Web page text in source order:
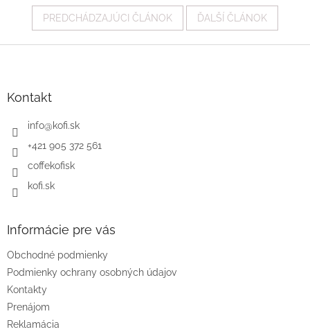
PREDCHÁDZAJÚCI ČLÁNOK ĎALŠÍ ČLÁNOK
Kontakt
info@kofi.sk
+421 905 372 561
coffekofisk
kofi.sk
Informácie pre vás
Obchodné podmienky
Podmienky ochrany osobných údajov
Kontakty
Prenájom
Reklamácia